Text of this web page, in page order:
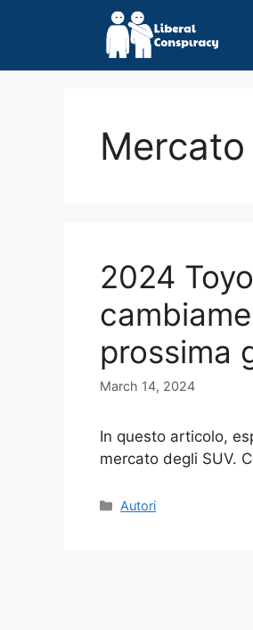
Mercato
2024
prossima
March 14, 2024
In questo articolo,
mercato degli SUV.
Categories
Autori